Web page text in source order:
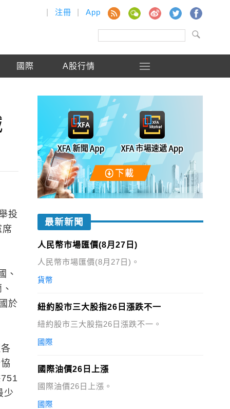
注冊 App
國際 A股行情
投
、
於
少
最新新聞
人民幣市場匯價(8月27日)
人民幣市場匯價(8月27日)。
貨幣
紐約股市三大股指26日漲跌不一
紐約股市三大股指26日漲跌不一。
國際
國際油價26日上漲
國際油價26日上漲。
國際